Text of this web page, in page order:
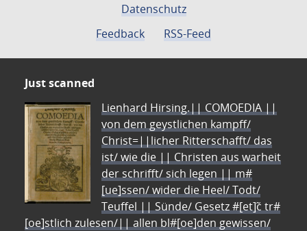
Datenschutz
Feedback
RSS-Feed
Just scanned
Lienhard Hirsing.|| COMOEDIA ||
von dem geystlichen kampff/
Christ=||licher Ritterschafft/ das
ist/ wie die || Christen aus warheit
der schrifft/ sich legen || m#
[ue]ssen/ wider die Heel/ Todt/
Teuffel || Sünde/ Gesetz #[et]c̃ tr#
[oe]stlich zulesen/|| allen bl#[oe]den gewissen/